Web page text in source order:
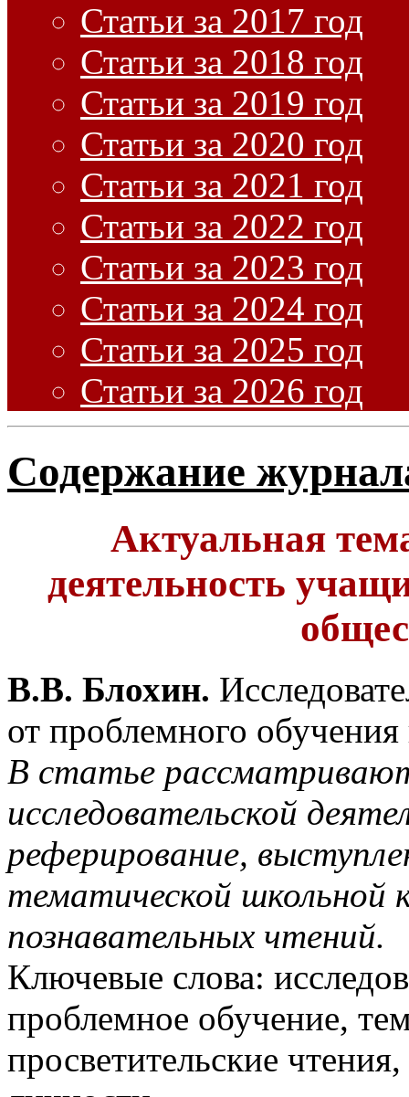
Статьи за 2017 год
Статьи за 2018 год
Статьи за 2019 год
Статьи за 2020 год
Статьи за 2021 год
Статьи за 2022 год
Статьи за 2023 год
Статьи за 2024 год
Статьи за 2025 год
Статьи за 2026 год
Содержание
Актуальная
деятельность
В.В. Блохин.
от проблемного обучения
В статье
исследовательской
реферирование,
тематической школьной
познавательных чтений.
Ключевые слова:
проблемное обучение,
просветительские